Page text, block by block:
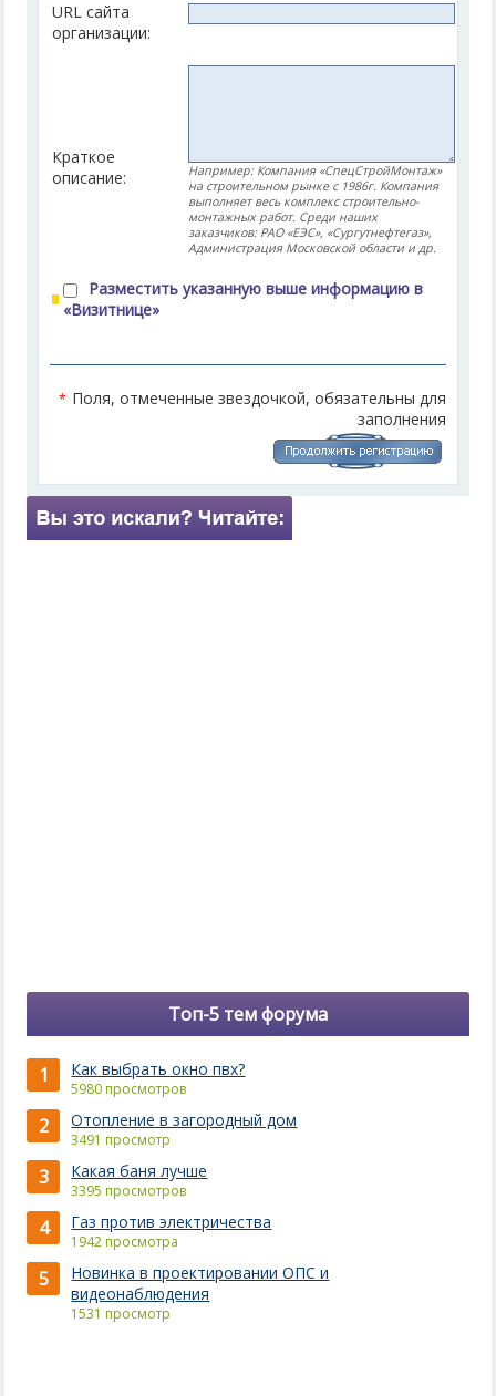
URL сайта
организации:
Краткое
описание:
Например: Компания «СпецСтройМонтаж»
на строительном рынке с 1986г. Компания
выполняет весь комплекс строительно-
монтажных работ. Среди наших
заказчиков: РАО «ЕЭС», «Сургутнефтегаз»,
Администрация Московской области и др.
Разместить указанную выше информацию в
«Визитнице»
* Поля, отмеченные звездочкой, обязательны для
заполнения
Топ-5 тем форума
1 Как выбрать окно пвх?
5980 просмотров
2 Отопление в загородный дом
3491 просмотр
3 Какая баня лучше
3395 просмотров
4 Газ против электричества
1942 просмотра
5
Новинка в проектировании ОПС и
видеонаблюдения
1531 просмотр